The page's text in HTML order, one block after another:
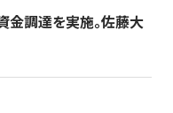
金調達を実施。佐藤大